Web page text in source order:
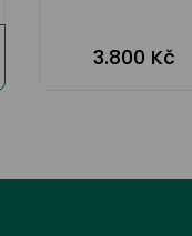
3.800 Kč